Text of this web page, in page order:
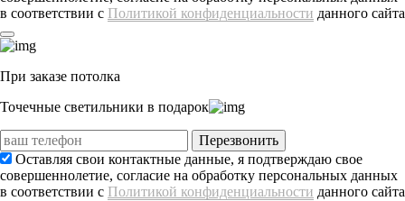
в соответствии с Политикой конфиденциальности данного сайта
При заказе потолка
Точечные светильники в подарок
Перезвонить
Оставляя свои контактные данные, я подтверждаю свое
совершеннолетие, согласие на обработку персональных данных
в соответствии с Политикой конфиденциальности данного сайта